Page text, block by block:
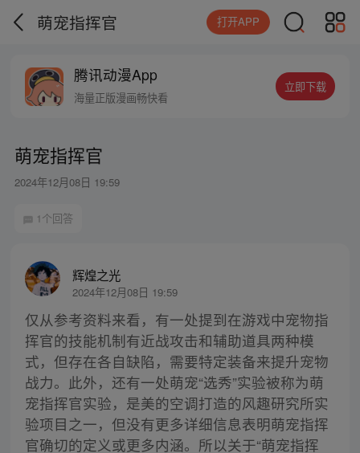
萌宠指挥官 打开APP
腾讯动漫App
海量正版漫画畅快看
立即下载
萌宠指挥官
2024年12月08日 19:59
1个回答
辉煌之光
2024年12月08日 19:59
仅从参考资料来看，有一处提到在游戏中宠物指
挥官的技能机制有近战攻击和辅助道具两种模
式，但存在各自缺陷，需要特定装备来提升宠物
战力。此外，还有一处萌宠“选秀”实验被称为萌
宠指挥官实验，是美的空调打造的风趣研究所实
验项目之一，但没有更多详细信息表明萌宠指挥
官确切的定义或更多内涵。所以关于“萌宠指挥